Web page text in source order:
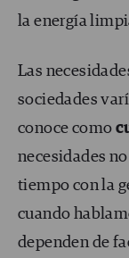
la energía
Las
sociedades
conoce como
necesidades
tiempo con la
cuando
dependen de